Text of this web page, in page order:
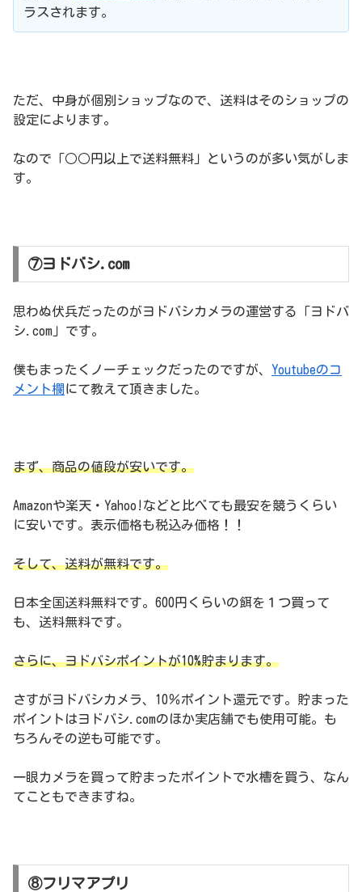
ラスされます。
ただ、中身が個別ショップなので、送料はそのショップの
設定によります。
なので「○○円以上で送料無料」というのが多い気がしま
す。
⑦ヨドバシ.com
思わぬ伏兵だったのがヨドバシカメラの運営する「ヨドバ
シ.com」です。
僕もまったくノーチェックだったのですが、 Youtubeのコ
メント欄 にて教えて頂きました。
まず、商品の値段が安いです。
Amazonや楽天・Yahoo!などと比べても最安を競うくらい
に安いです。表示価格も税込み価格！！
そして、送料が無料です。
日本全国送料無料です。600円くらいの餌を１つ買って
も、送料無料です。
さらに、ヨドバシポイントが10%貯まります。
さすがヨドバシカメラ、10％ポイント還元です。貯まった
ポイントはヨドバシ.comのほか実店舗でも使用可能。も
ちろんその逆も可能です。
一眼カメラを買って貯まったポイントで水槽を買う、なん
てこともできますね。
⑧フリマアプリ